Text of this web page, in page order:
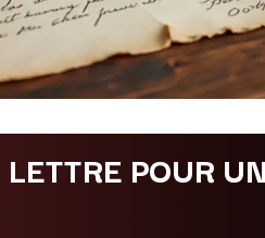
POUR